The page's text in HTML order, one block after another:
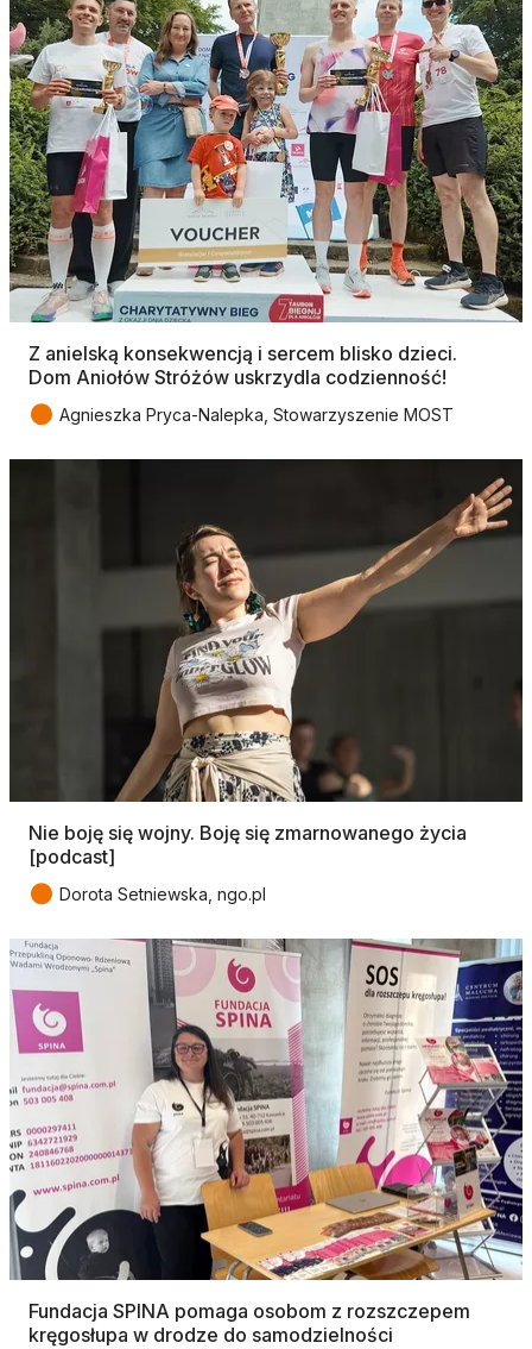
Z anielską konsekwencją i sercem blisko dzieci.
Dom Aniołów Stróżów uskrzydla codzienność!
● Agnieszka Pryca-Nalepka, Stowarzyszenie MOST
Nie boję się wojny. Boję się zmarnowanego życia
[podcast]
● Dorota Setniewska, ngo.pl
Fundacja SPINA pomaga osobom z rozszczepem
kręgosłupa w drodze do samodzielności